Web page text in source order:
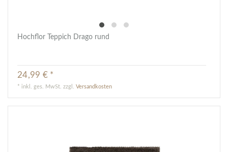
Hochflor Teppich Drago rund
24,99 € *
* inkl. ges. MwSt. zzgl.Versandkosten